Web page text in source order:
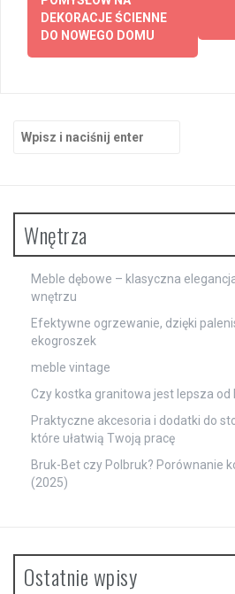
DEKORACJE ŚCIENNE
DO NOWEGO DOMU
Szukaj:
Wnętrza
Meble dębowe – klasyczna
wnętrzu
Efektywne ogrzewanie, dzięki
ekogroszek
meble vintage
Czy kostka granitowa jest lepsza od
Praktyczne akcesoria i dodatki do
które ułatwią Twoją pracę
Bruk-Bet czy Polbruk? Porównanie
(2025)
Ostatnie wpisy